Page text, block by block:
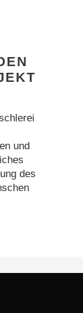
und
des